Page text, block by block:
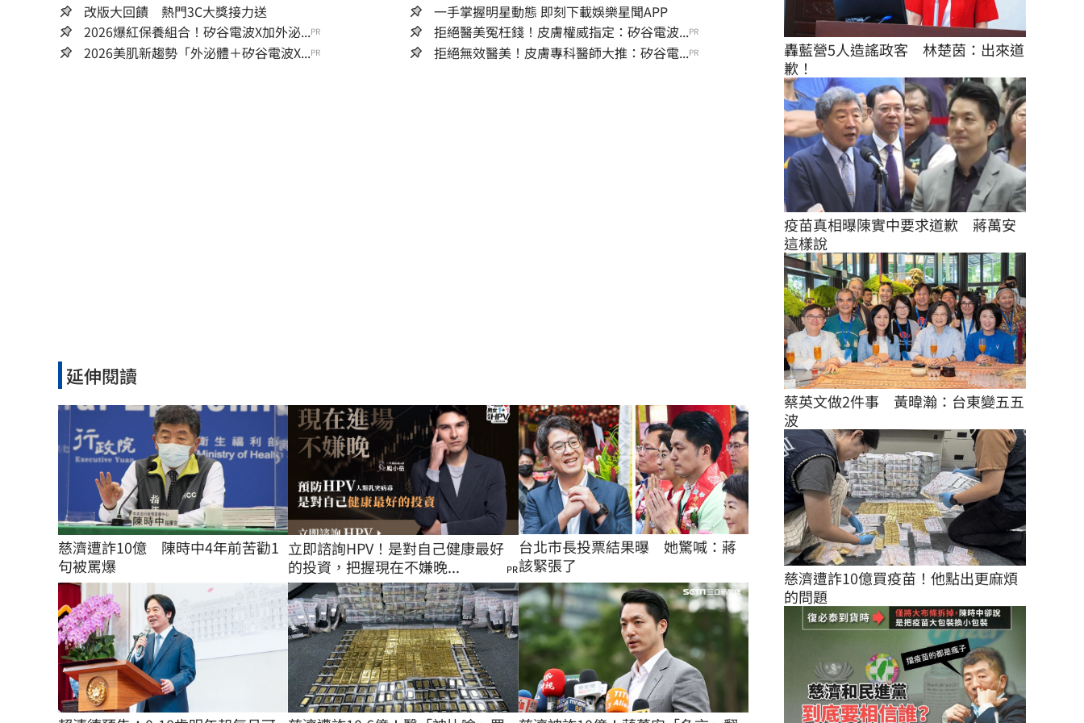
改版大回饋 熱門3C大獎接力送
一手掌握明星動態 即刻下載娛樂星聞APP
2026爆紅保養組合！矽谷電波X加外泌...PR 拒絕醫美冤枉錢！皮膚權威指定：矽谷電波...PR
2026美肌新趨勢「外泌體＋矽谷電波X...PR 拒絕無效醫美！皮膚專科醫師大推：矽谷電...PR
延伸閱讀
慈濟遭詐10億　陳時中4年前苦勸1
句被罵爆
立即諮詢HPV！是對自己健康最好
的投資，把握現在不嫌晚...
PR
台北市長投票結果曝　她驚喊：蔣
該緊張了
轟藍營5人造謠政客　林楚茵：出來道
歉！
疫苗真相曝陳實中要求道歉　蔣萬安
這樣說
蔡英文做2件事　黃暐瀚：台東變五五
波
慈濟遭詐10億買疫苗！他點出更麻煩
的問題